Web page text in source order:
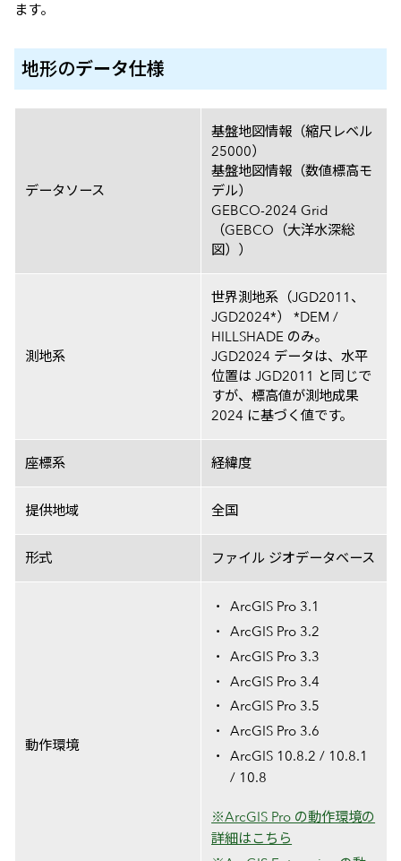
ます。
地形のデータ仕様
データソース
基盤地図情報（縮尺レベル
25000）
基盤地図情報（数値標高モ
デル）
GEBCO-2024 Grid
（GEBCO（大洋水深総
図））
測地系
世界測地系（JGD2011、
JGD2024*） *DEM /
HILLSHADE のみ。
JGD2024 データは、水平
位置は JGD2011 と同じで
すが、標高値が測地成果
2024 に基づく値です。
座標系 経緯度
提供地域 全国
形式 ファイル ジオデータベース
動作環境
ArcGIS Pro 3.1
ArcGIS Pro 3.2
ArcGIS Pro 3.3
ArcGIS Pro 3.4
ArcGIS Pro 3.5
ArcGIS Pro 3.6
ArcGIS 10.8.2 / 10.8.1
/ 10.8
※ArcGIS Pro の動作環境の
詳細はこちら